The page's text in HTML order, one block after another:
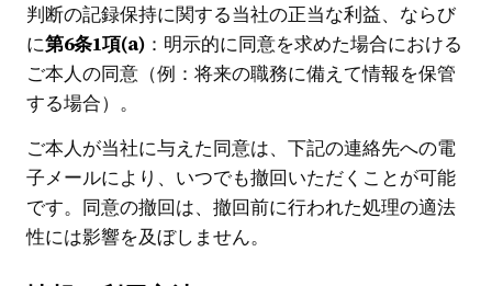
判断の記録保持に関する当社の正当な利益、ならび
に第6条1項(a) ：明示的に同意を求めた場合における
ご本人の同意（例：将来の職務に備えて情報を保管
する場合）。
ご本人が当社に与えた同意は、下記の連絡先への電
子メールにより、いつでも撤回いただくことが可能
です。同意の撤回は、撤回前に行われた処理の適法
性には影響を及ぼしません。